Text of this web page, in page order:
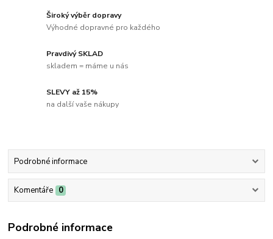
Široký výběr dopravy
Výhodné dopravné pro každého
Pravdivý SKLAD
skladem = máme u nás
SLEVY až 15%
na další vaše nákupy
Podrobné informace
Komentáře 0
Podrobné informace